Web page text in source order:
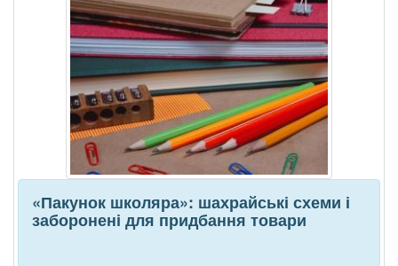
«Пакунок школяра»: шахрайські схеми і
заборонені для придбання товари